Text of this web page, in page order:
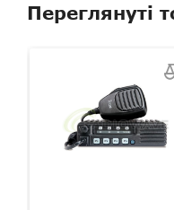
Переглянуті